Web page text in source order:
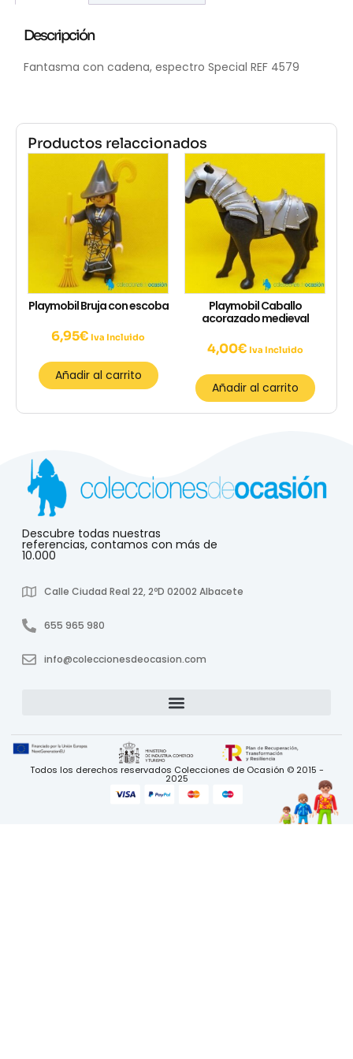
Descripción
Fantasma con cadena, espectro Special REF 4579
Productos relaccionados
Playmobil Bruja con escoba
6,95€ Iva Incluido
Añadir al carrito
Playmobil Caballo
acorazado medieval
4,00€ Iva Incluido
Añadir al carrito
Descubre todas nuestras
referencias, contamos con más de
10.000
Calle Ciudad Real 22, 2ºD 02002 Albacete
655 965 980
info@coleccionesdeocasion.com
Todos los derechos reservados Colecciones de Ocasión © 2015 -
2025